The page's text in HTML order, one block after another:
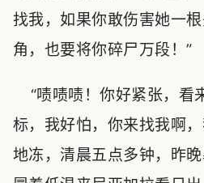
找我，如果你敢伤害她一
角，也要将你碎尸万段！”
“啧啧啧！你好紧张，看
标，我好怕，你来找我啊
地冻，清晨五点多钟，昨